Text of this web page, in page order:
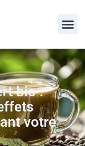
bio :
votre